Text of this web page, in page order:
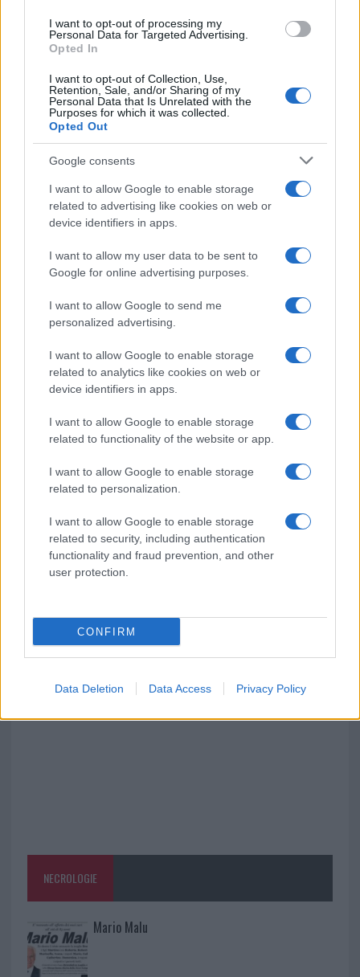
I want to opt-out of processing my
Personal Data for Targeted Advertising.
Opted In
I want to opt-out of Collection, Use,
Retention, Sale, and/or Sharing of my
Personal Data that Is Unrelated with the
Purposes for which it was collected.
Opted Out
Google consents
I want to allow Google to enable storage
related to advertising like cookies on web or
device identifiers in apps.
I want to allow my user data to be sent to
Google for online advertising purposes.
I want to allow Google to send me
personalized advertising.
I want to allow Google to enable storage
related to analytics like cookies on web or
device identifiers in apps.
I want to allow Google to enable storage
related to functionality of the website or app.
I want to allow Google to enable storage
related to personalization.
I want to allow Google to enable storage
related to security, including authentication
functionality and fraud prevention, and other
user protection.
CONFIRM
Data Deletion Data Access Privacy Policy
Condividi l'articolo
F
a
ce
b
o
o
k
T
w
it
te
r
n
te
st
h
at
p
p
h
a
Articolo precedente
NOTIZIE RECENTI
Le previsioni meteo per il weekend a Olbia e in
Gallura
Michelle Hunziker in Gallura, bella anche dal
vivo: un amico vip svela come fa
Calangianus, dopo le polemiche il centro
accoglienza minori chiude
Olbia, divieto di sosta contro spaccio e degrado:
esplode la protesta
Pausa caffè impeccabile: come scegliere la
soluzione ideale per la casa e l’ufficio
Raid nelle campagne di Berchidda, rischio per
NECROLOGIE
Mario Malu